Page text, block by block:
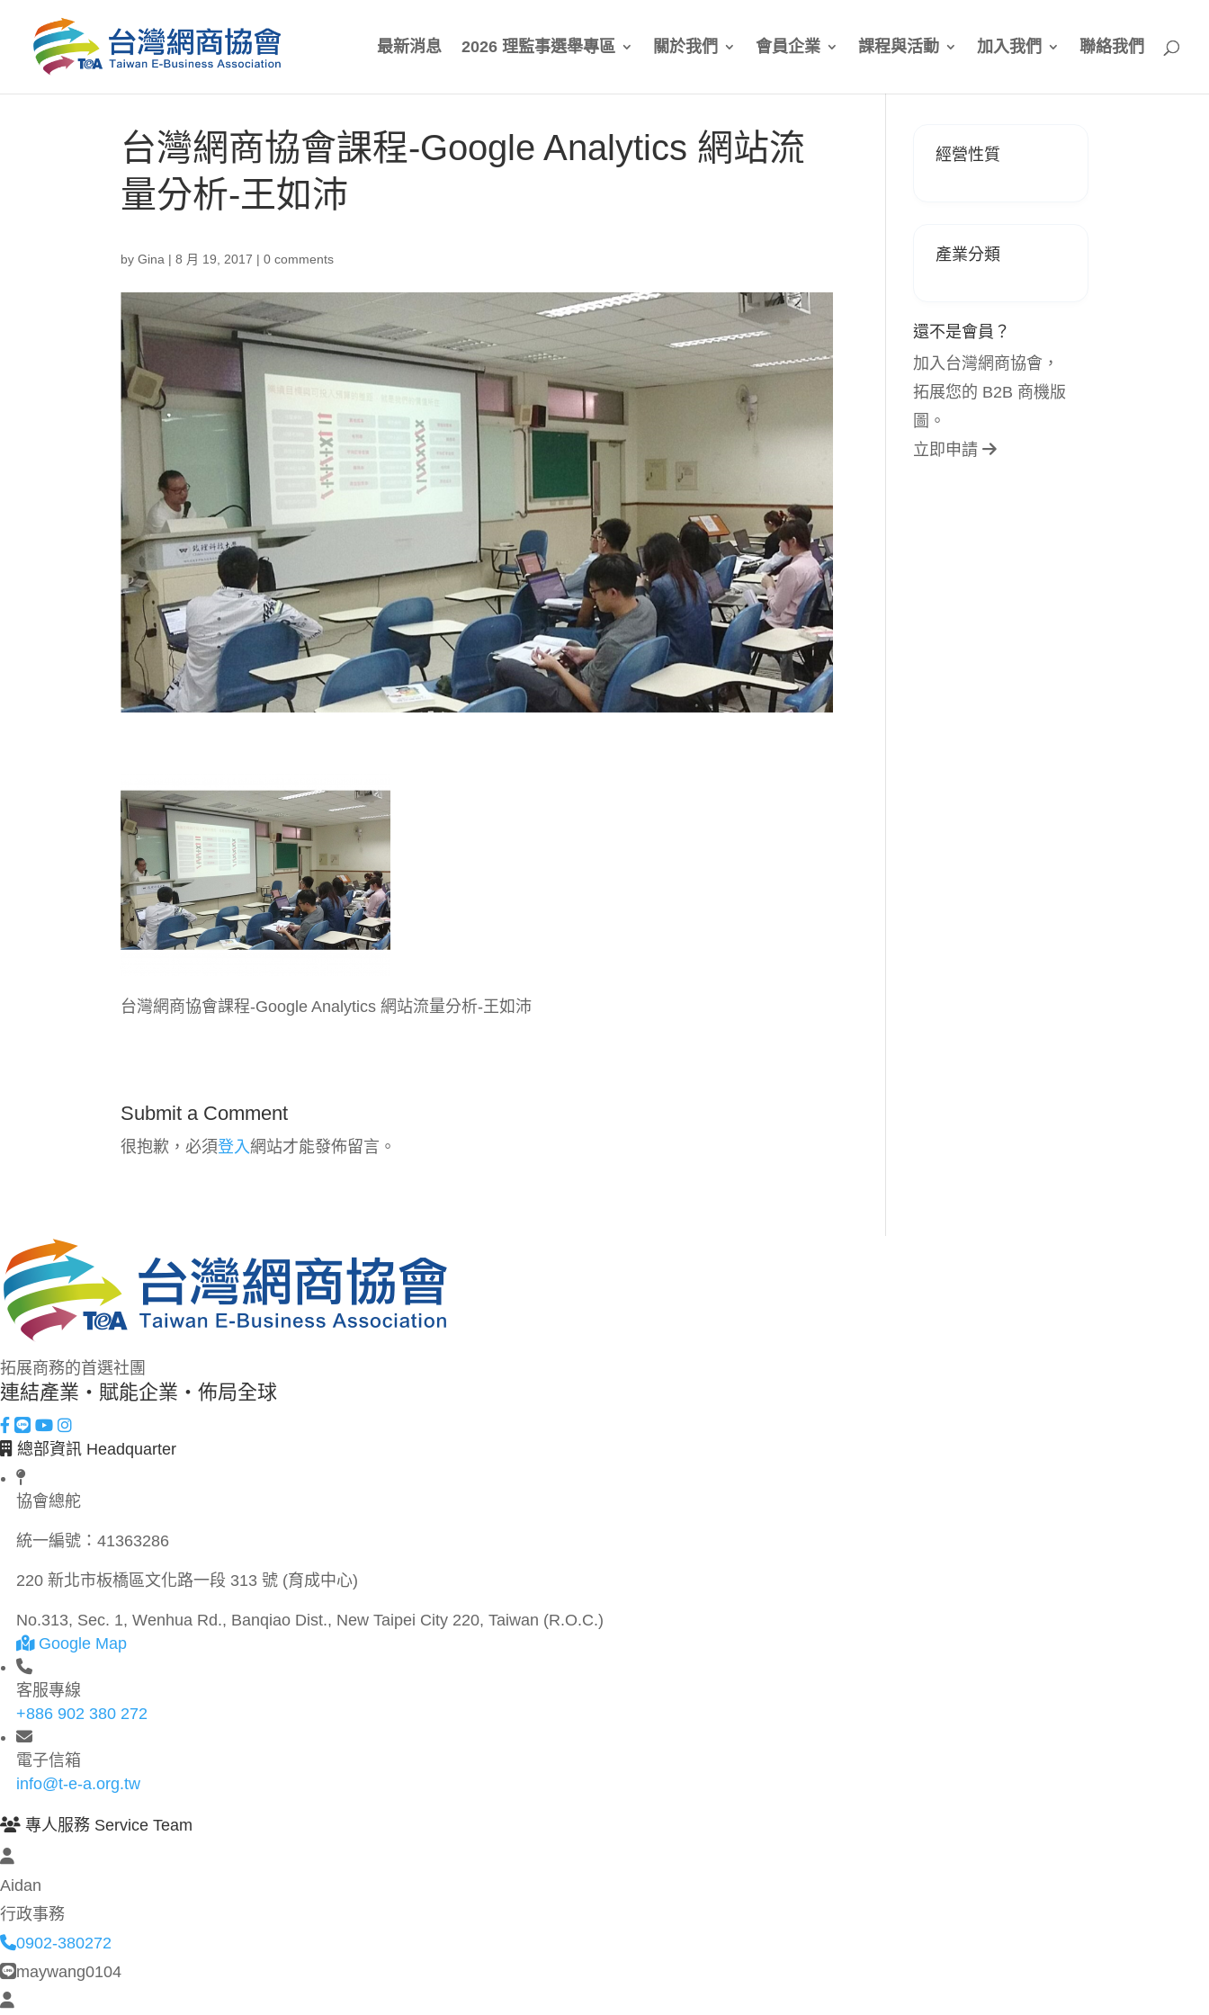
最新消息 2026 理監事選舉專區 關於我們 會員企業 課程與活動 加入我們 聯絡我們
台灣網商協會課程-Google Analytics 網站流
量分析-王如沛
byGina |8 月 19, 2017 |0 comments
台灣網商協會課程-Google Analytics 網站流量分析-王如沛
Submit a Comment
很抱歉，必須登入 網站才能發佈留言。
經營性質
產業分類
還不是會員？
加入台灣網商協會，
拓展您的 B2B 商機版
圖。
立即申請
拓展商務的首選社團
連結產業・賦能企業・佈局全球
總部資訊 Headquarter
協會總舵
統一編號： 41363286
220 新北市板橋區文化路一段 313 號 (育成中心)
No.313, Sec. 1, Wenhua Rd., Banqiao Dist., New Taipei City 220, Taiwan (R.O.C.)
Google Map
客服專線
+886 902 380 272
電子信箱
info@t-e-a.org.tw
專人服務 Service Team
Aidan
行政事務
0902-380272
maywang0104